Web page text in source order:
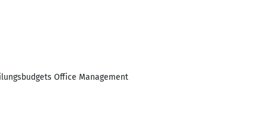
Office Management